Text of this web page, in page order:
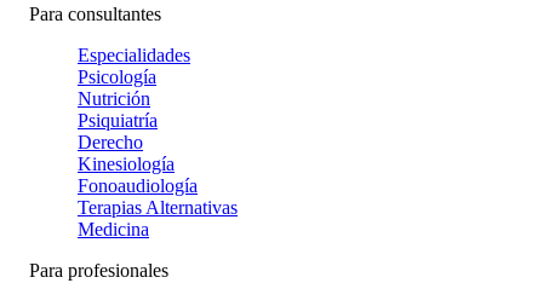
Para consultantes
Especialidades
Psicología
Nutrición
Psiquiatría
Derecho
Kinesiología
Fonoaudiología
Terapias Alternativas
Medicina
Para profesionales